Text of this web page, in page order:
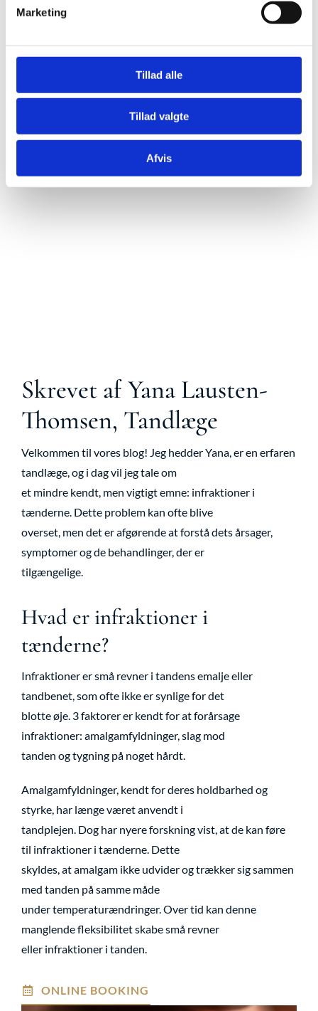
Marketing
Tillad alle
Tillad valgte
Afvis
Skrevet af Yana Lausten-
Thomsen, Tandlæge
Velkommen til vores blog! Jeg hedder Yana, er en erfaren
tandlæge, og i dag vil jeg tale om
et mindre kendt, men vigtigt emne: infraktioner i
tænderne. Dette problem kan ofte blive
overset, men det er afgørende at forstå dets årsager,
symptomer og de behandlinger, der er
tilgængelige.
Hvad er infraktioner i
tænderne?
Infraktioner er små revner i tandens emalje eller
tandbenet, som ofte ikke er synlige for det
blotte øje. 3 faktorer er kendt for at forårsage
infraktioner: amalgamfyldninger, slag mod
tanden og tygning på noget hårdt.
Amalgamfyldninger, kendt for deres holdbarhed og
styrke, har længe været anvendt i
tandplejen. Dog har nyere forskning vist, at de kan føre
til infraktioner i tænderne. Dette
skyldes, at amalgam ikke udvider og trækker sig sammen
med tanden på samme måde
under temperaturændringer. Over tid kan denne
manglende fleksibilitet skabe små revner
eller infraktioner i tanden.
ONLINE BOOKING